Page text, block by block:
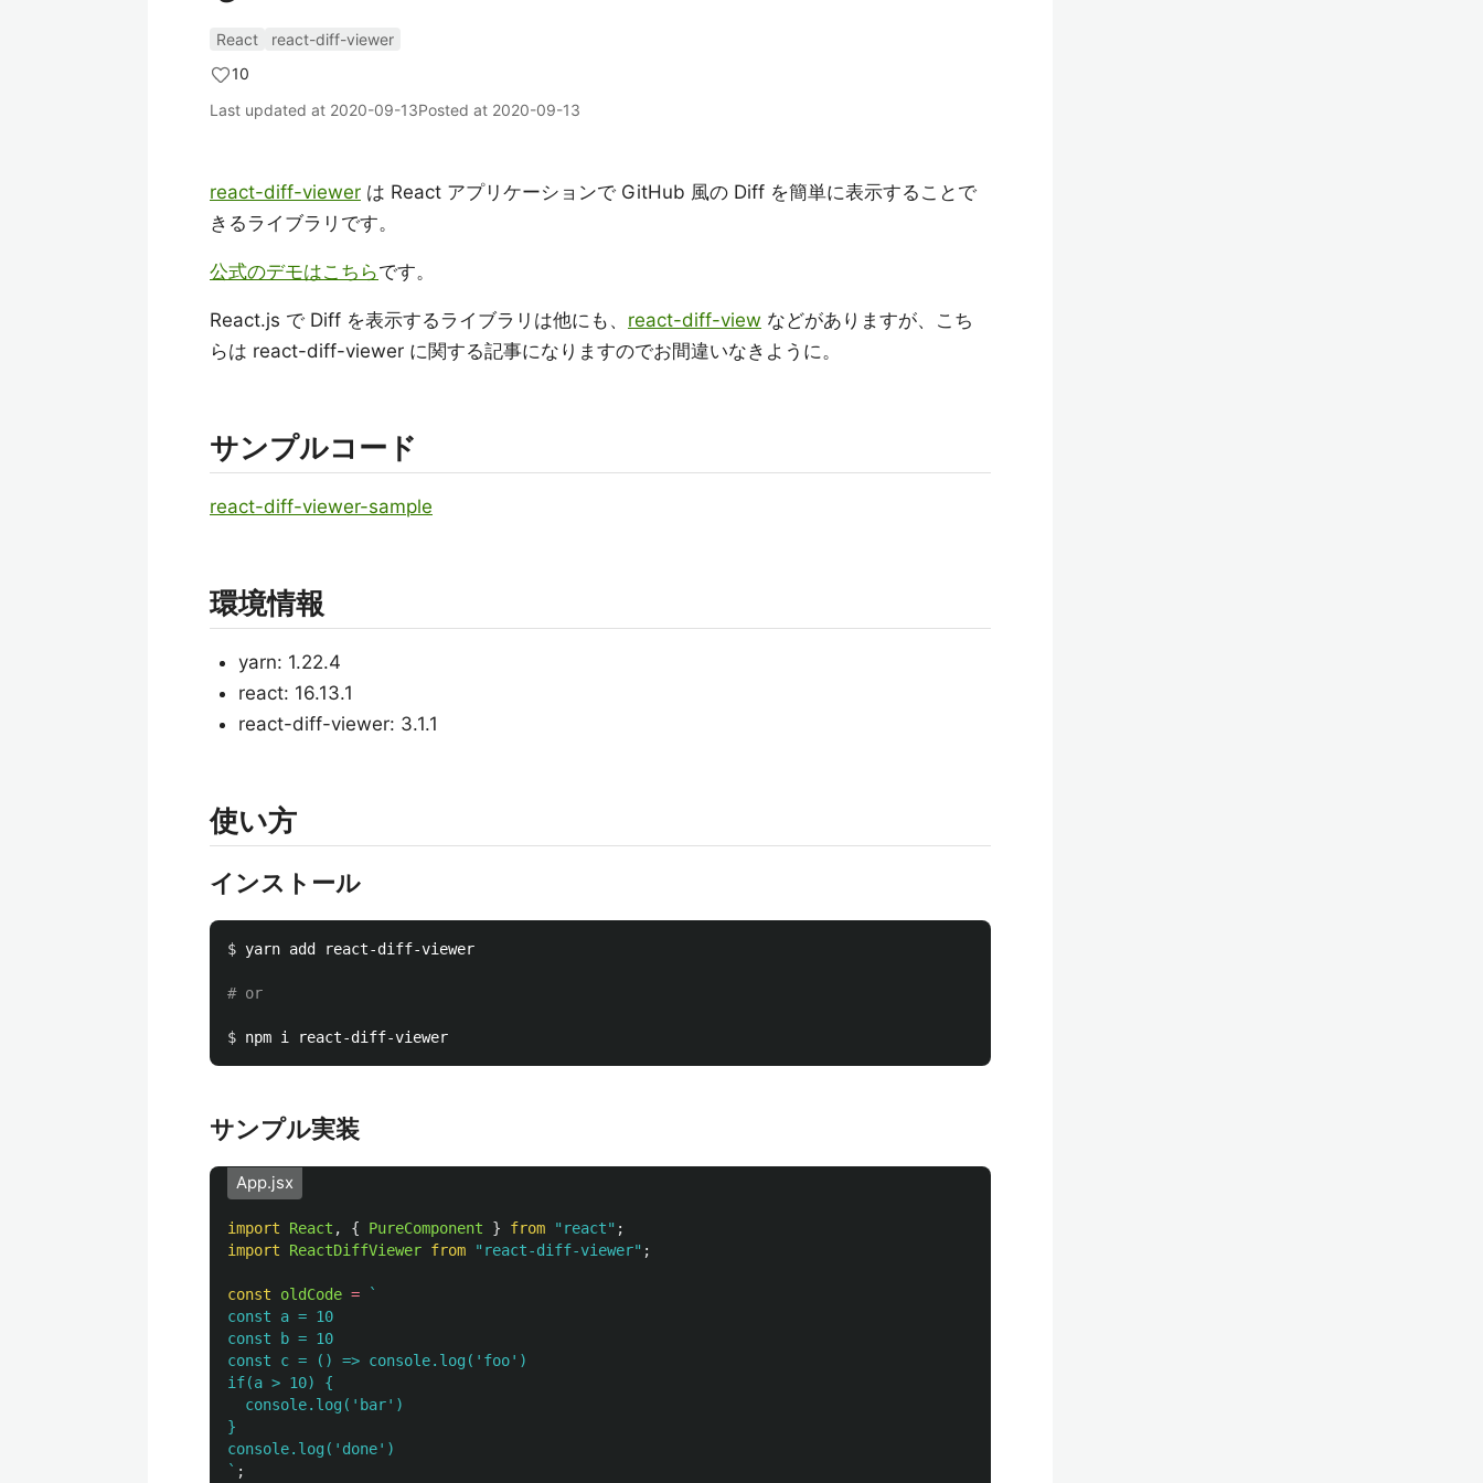
React
react-diff-viewer
10
Last updated at 2020-09-13Posted at 2020-09-13
react-diff-viewer は React アプリケーションで GitHub 風の Diff を簡単に表示することで
きるライブラリです。
公式のデモはこちらです。
React.js で Diff を表示するライブラリは他にも、 react-diff-view などがありますが、こち
らは react-diff-viewer に関する記事になりますのでお間違いなきように。
サンプルコード
react-diff-viewer-sample
環境情報
yarn: 1.22.4
react: 16.13.1
react-diff-viewer: 3.1.1
使い方
インストール
$ yarn add react-diff-viewer
# or
$
サンプル実装
App.jsx
import React , { PureComponent } from " react" ;
import
ReactDiffViewer from " react-diff-viewer" ;
const oldCode =
`
const a = 10
const b = 10
const c = () => console.log('foo')
if(a > 10) {
  console.log('bar')
}
console.log('done')
` ;